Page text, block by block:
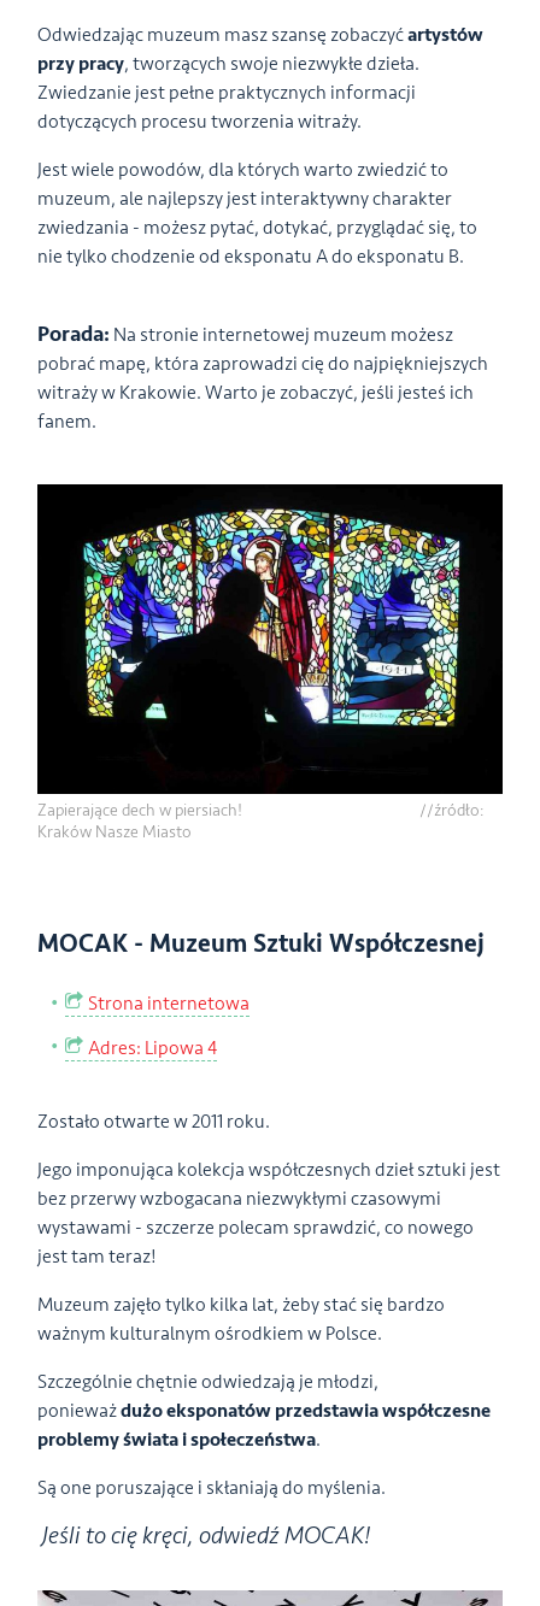
Odwiedzając muzeum masz szansę zobaczyćartystów
przy pracy, tworzących swoje niezwykłe dzieła.
Zwiedzanie jest pełne praktycznych informacji
dotyczących procesu tworzenia witraży.
Jest wiele powodów, dla których warto zwiedzić to
muzeum, ale najlepszy jest interaktywny charakter
zwiedzania - możesz pytać, dotykać, przyglądać się, to
nie tylko chodzenie od eksponatu A do eksponatu B.
Porada: Na stronie internetowej muzeum możesz
pobrać mapę, która zaprowadzi cię do najpiękniejszych
witraży w Krakowie. Warto je zobaczyć, jeśli jesteś ich
fanem.
Zapierające dech w piersiach! //źródło:
Kraków Nasze Miasto
MOCAK - Muzeum Sztuki Współczesnej
Strona internetowa
Adres: Lipowa 4
Zostało otwarte w 2011 roku.
Jego imponująca kolekcja współczesnych dzieł sztuki jest
bez przerwy wzbogacana niezwykłymi czasowymi
wystawami - szczerze polecam sprawdzić, co nowego
jest tam teraz!
Muzeum zajęło tylko kilka lat, żeby stać się bardzo
ważnym kulturalnym ośrodkiem w Polsce.
Szczególnie chętnie odwiedzają je młodzi,
ponieważdużo eksponatów przedstawia współczesne
problemy świata i społeczeństwa.
Są one poruszające i skłaniają do myślenia.
Jeśli to cię kręci, odwiedź MOCAK!